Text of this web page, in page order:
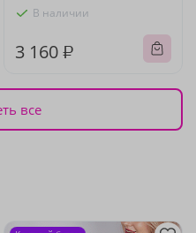
В наличии
3 160 ₽
все